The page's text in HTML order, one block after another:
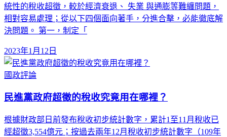
統性的稅收超徵，較於經濟衰退、 失業 與通膨等難纏問題，
相對容易處理；從以下四個面向著手，分進合擊，必能徹底解
決問題。 第一，制定「
2023年1月12日
國政評論
民進黨政府超徵的稅收究竟用在哪裡？
根據財政部日前發布稅收初步統計數字，累計1至11月稅收已
經超徵3,554億元；按過去兩年12月稅收初步統計數字（109年